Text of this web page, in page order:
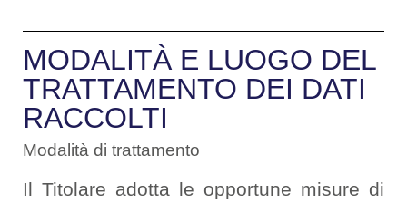
MODALITÀ E LUOGO DEL
TRATTAMENTO DEI DATI
RACCOLTI
Modalità di trattamento
Il Titolare adotta le opportune misure di